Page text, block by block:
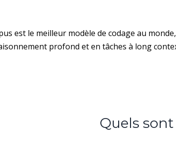
est le meilleur modèle de codage au
profond et en tâches à long
Quels sont